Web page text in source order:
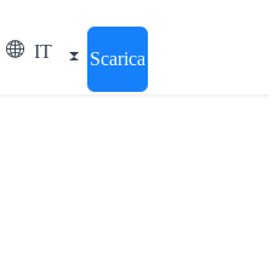
IT Scarica